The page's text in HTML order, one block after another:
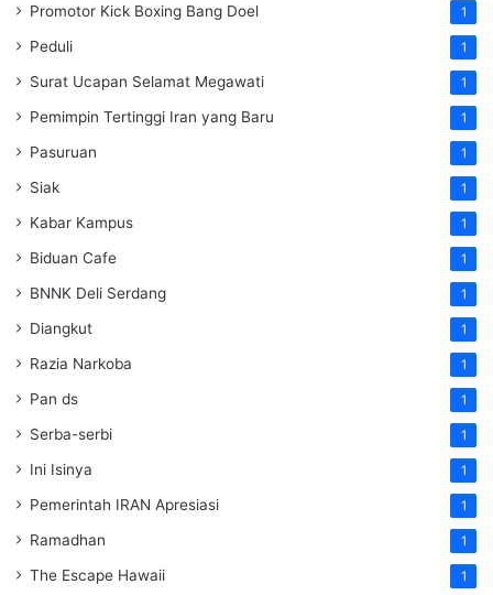
Promotor Kick Boxing Bang Doel 1
Peduli 1
Surat Ucapan Selamat Megawati 1
Pemimpin Tertinggi Iran yang Baru 1
Pasuruan 1
Siak 1
Kabar Kampus 1
Biduan Cafe 1
BNNK Deli Serdang 1
Diangkut 1
Razia Narkoba 1
Pan ds 1
Serba-serbi 1
Ini Isinya 1
Pemerintah IRAN Apresiasi 1
Ramadhan 1
The Escape Hawaii 1